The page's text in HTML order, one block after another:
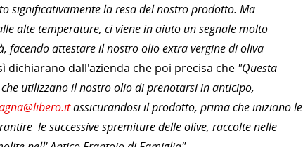
significativamente la resa del nostro prodotto. Ma
alte temperature, ci viene in aiuto un segnale molto
facendo attestare il nostro olio extra vergine di oliva
dichiarano dall'azienda che poi precisa che "Questa
utilizzano il nostro olio di prenotarsi in anticipo,
assicurandosi il prodotto, prima che iniziano le
le successive spremiture delle olive, raccolte nelle